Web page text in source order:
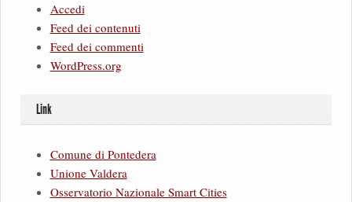
Accedi
Feed dei contenuti
Feed dei commenti
WordPress.org
Link
Comune di Pontedera
Unione Valdera
Osservatorio Nazionale Smart Cities